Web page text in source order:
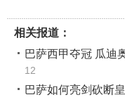
相关报道：
巴萨西甲夺冠 瓜迪
12
巴萨如何亮剑砍断